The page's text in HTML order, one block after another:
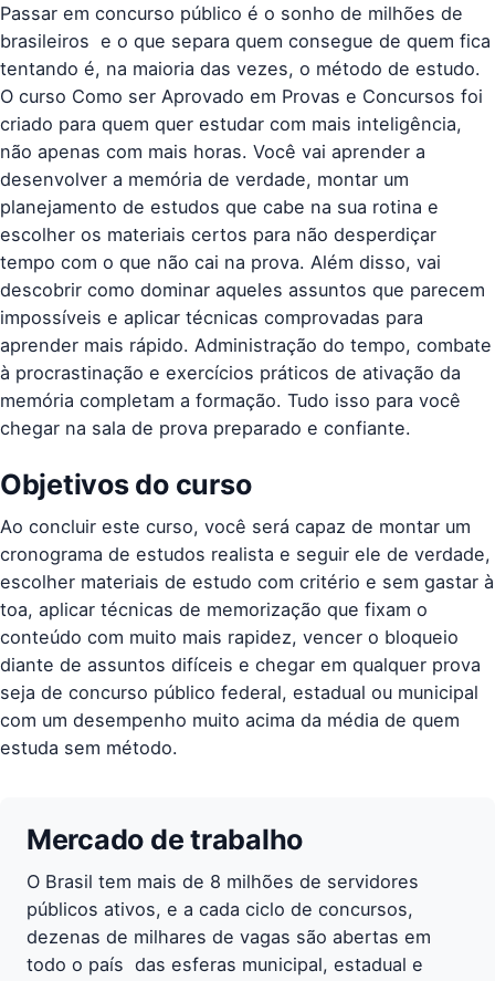
Passar em concurso público é o sonho de milhões de
brasileiros  e o que separa quem consegue de quem fica
tentando é, na maioria das vezes, o método de estudo.
O curso Como ser Aprovado em Provas e Concursos foi
criado para quem quer estudar com mais inteligência,
não apenas com mais horas. Você vai aprender a
desenvolver a memória de verdade, montar um
planejamento de estudos que cabe na sua rotina e
escolher os materiais certos para não desperdiçar
tempo com o que não cai na prova. Além disso, vai
descobrir como dominar aqueles assuntos que parecem
impossíveis e aplicar técnicas comprovadas para
aprender mais rápido. Administração do tempo, combate
à procrastinação e exercícios práticos de ativação da
memória completam a formação. Tudo isso para você
chegar na sala de prova preparado e confiante.
Objetivos do curso
Ao concluir este curso, você será capaz de montar um
cronograma de estudos realista e seguir ele de verdade,
escolher materiais de estudo com critério e sem gastar à
toa, aplicar técnicas de memorização que fixam o
conteúdo com muito mais rapidez, vencer o bloqueio
diante de assuntos difíceis e chegar em qualquer prova 
seja de concurso público federal, estadual ou municipal 
com um desempenho muito acima da média de quem
estuda sem método.
Mercado de trabalho
O Brasil tem mais de 8 milhões de servidores
públicos ativos, e a cada ciclo de concursos,
dezenas de milhares de vagas são abertas em
todo o país  das esferas municipal, estadual e